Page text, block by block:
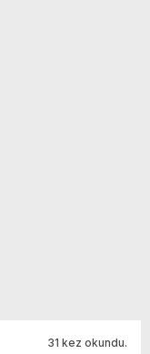
31 kez okundu.